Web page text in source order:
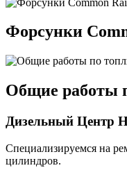
Форсунки
Общие работы
Дизельный Центр
Специализируемся на
цилиндров.